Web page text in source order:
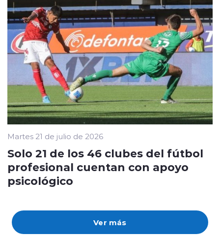
Ver más
Martes 21 de julio de 2026
Solo 21 de los 46 clubes del fútbol
profesional cuentan con apoyo
psicológico